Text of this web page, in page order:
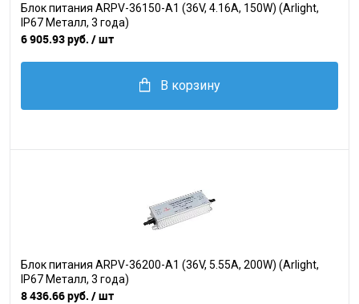
Блок питания ARPV-36150-A1 (36V, 4.16A, 150W) (Arlight,
IP67 Металл, 3 года)
6 905.93 руб. / шт
В корзину
Блок питания ARPV-36200-A1 (36V, 5.55A, 200W) (Arlight,
IP67 Металл, 3 года)
8 436.66 руб. / шт